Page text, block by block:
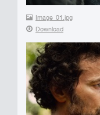
Image_01.jpg
Download